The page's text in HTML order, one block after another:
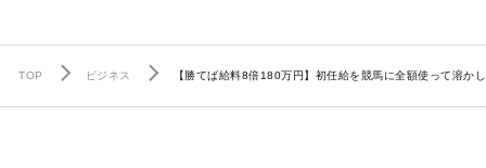
TOP ビジネス 【勝てば給料8倍180万円】初任給を競馬に全額使って溶